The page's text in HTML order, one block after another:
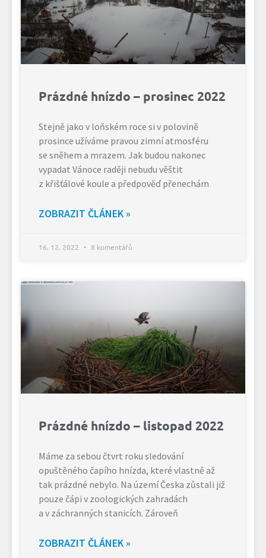
Prázdné hnízdo – prosinec 2022
Stejně jako v loňském roce si v polovině
prosince užíváme pravou zimní atmosféru
se sněhem a mrazem. Jak budou nakonec
vypadat Vánoce raději nebudu věštit
z křišťálové koule a předpověď přenechám
ZOBRAZIT ČLÁNEK »
16. 12. 2022 8 komentářů
Prázdné hnízdo – listopad 2022
Máme za sebou čtvrt roku sledování
opuštěného čapího hnízda, které vlastně až
tak prázdné nebylo. Na území Česka zůstali již
pouze čápi v zoologických zahradách
a v záchranných stanicích. Zároveň
ZOBRAZIT ČLÁNEK »